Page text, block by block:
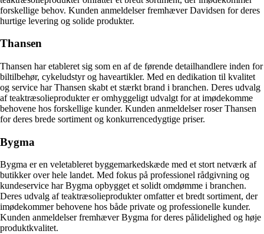
forskellige behov. Kunden anmeldelser fremhæver Davidsen for deres
hurtige levering og solide produkter.
Thansen
Thansen har etableret sig som en af de førende detailhandlere inden for
biltilbehør, cykeludstyr og haveartikler. Med en dedikation til kvalitet
og service har Thansen skabt et stærkt brand i branchen. Deres udvalg
af teaktræsolieprodukter er omhyggeligt udvalgt for at imødekomme
behovene hos forskellige kunder. Kunden anmeldelser roser Thansen
for deres brede sortiment og konkurrencedygtige priser.
Bygma
Bygma er en veletableret byggemarkedskæde med et stort netværk af
butikker over hele landet. Med fokus på professionel rådgivning og
kundeservice har Bygma opbygget et solidt omdømme i branchen.
Deres udvalg af teaktræsolieprodukter omfatter et bredt sortiment, der
imødekommer behovene hos både private og professionelle kunder.
Kunden anmeldelser fremhæver Bygma for deres pålidelighed og høje
produktkvalitet.